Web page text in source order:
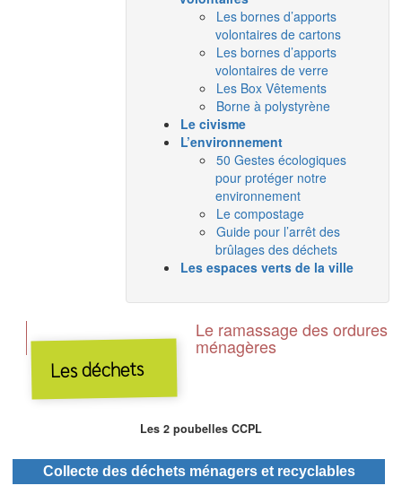
Les bornes d’apports
volontaires de cartons
Les bornes d’apports
volontaires de verre
Les Box Vêtements
Borne à polystyrène
Le civisme
L’environnement
50 Gestes écologiques
pour protéger notre
environnement
Le compostage
Guide pour l’arrêt des
brûlages des déchets
Les espaces verts de la ville
Les déchets
Le ramassage des ordures
ménagères
Les 2 poubelles CCPL
Collecte des déchets ménagers et recyclables